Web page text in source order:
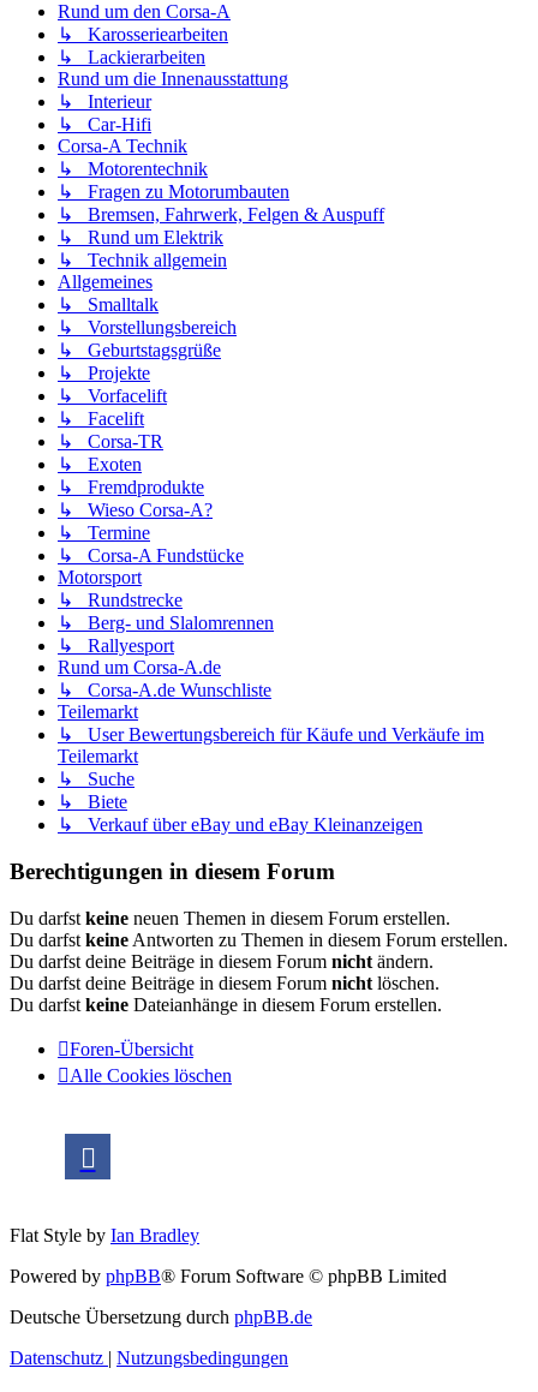
Rund um den Corsa-A
↳ Karosseriearbeiten
↳ Lackierarbeiten
Rund um die Innenausstattung
↳ Interieur
↳ Car-Hifi
Corsa-A Technik
↳ Motorentechnik
↳ Fragen zu Motorumbauten
↳ Bremsen, Fahrwerk, Felgen & Auspuff
↳ Rund um Elektrik
↳ Technik allgemein
Allgemeines
↳ Smalltalk
↳ Vorstellungsbereich
↳ Geburtstagsgrüße
↳ Projekte
↳ Vorfacelift
↳ Facelift
↳ Corsa-TR
↳ Exoten
↳ Fremdprodukte
↳ Wieso Corsa-A?
↳ Termine
↳ Corsa-A Fundstücke
Motorsport
↳ Rundstrecke
↳ Berg- und Slalomrennen
↳ Rallyesport
Rund um Corsa-A.de
↳ Corsa-A.de Wunschliste
Teilemarkt
↳ User Bewertungsbereich für Käufe und Verkäufe im
Teilemarkt
↳ Suche
↳ Biete
↳ Verkauf über eBay und eBay Kleinanzeigen
Berechtigungen in diesem Forum
Du darfst keine neuen Themen in diesem Forum erstellen.
Du darfst keine Antworten zu Themen in diesem Forum erstellen.
Du darfst deine Beiträge in diesem Forum nicht ändern.
Du darfst deine Beiträge in diesem Forum nicht löschen.
Du darfst keine Dateianhänge in diesem Forum erstellen.
Foren-Übersicht
Alle Cookies löschen
Flat Style by Ian Bradley
Powered by phpBB® Forum Software © phpBB Limited
Deutsche Übersetzung durch phpBB.de
Datenschutz | Nutzungsbedingungen